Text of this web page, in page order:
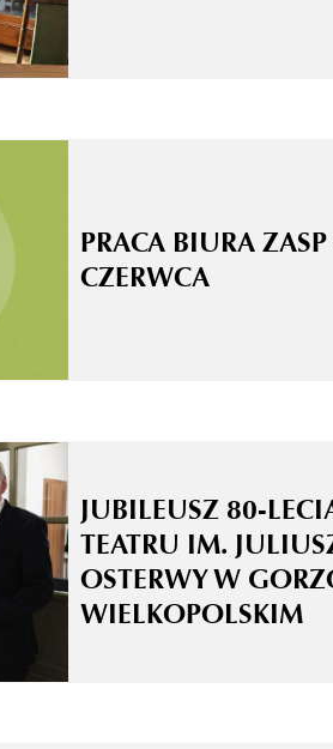
PRACA BIURA ZASP
CZERWCA
JUBILEUSZ 80-
TEATRU IM.
OSTERWY W
WIELKOPOLSKIM